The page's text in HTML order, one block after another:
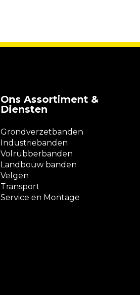
Ons Assortiment &
Diensten
Grondverzetbanden
Industriebanden
Volrubberbanden
Landbouw banden
Velgen
Transport
Service en Montage